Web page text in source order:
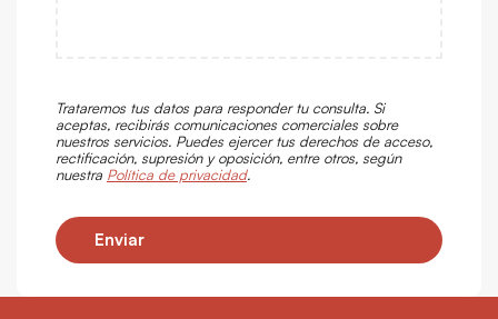
Trataremos tus datos para responder tu consulta. Si
aceptas, recibirás comunicaciones comerciales sobre
nuestros servicios. Puedes ejercer tus derechos de acceso,
rectificación, supresión y oposición, entre otros, según
nuestra Política de privacidad.
Enviar